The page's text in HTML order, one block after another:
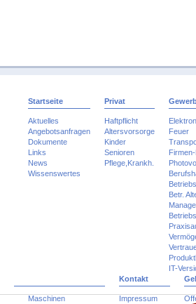
Startseite
Aktuelles
Angebotsanfragen
Dokumente
Links
News
Wissenswertes
Privat
Haftpflicht
Altersvorsorge
Kinder
Senioren
Pflege,Krankh.
Feuer
Betr.
IT-
Maschinen
Kontakt
Impressum